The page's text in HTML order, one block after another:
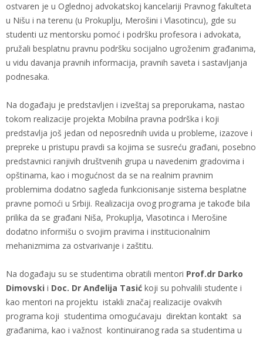
ostvaren je u Oglednoj advokatskoj kancelariji Pravnog fakulteta
u Nišu i na terenu (u Prokuplju, Merošini i Vlasotincu), gde su
studenti uz mentorsku pomoć i podršku profesora i advokata,
pružali besplatnu pravnu podršku socijalno ugroženim građanima,
u vidu davanja pravnih informacija, pravnih saveta i sastavljanja
podnesaka.
Na događaju je predstavljen i izveštaj sa preporukama, nastao
tokom realizacije projekta Mobilna pravna podrška i koji
predstavlja još jedan od neposrednih uvida u probleme, izazove i
prepreke u pristupu pravdi sa kojima se susreću građani, posebno
predstavnici ranjivih društvenih grupa u navedenim gradovima i
opštinama, kao i mogućnost da se na realnim pravnim
problemima dodatno sagleda funkcionisanje sistema besplatne
pravne pomoći u Srbiji. Realizacija ovog programa je takođe bila
prilika da se građani Niša, Prokuplja, Vlasotinca i Merošine
dodatno informišu o svojim pravima i institucionalnim
mehanizmima za ostvarivanje i zaštitu.
Na događaju su se studentima obratili mentori Prof.dr Darko
Dimovski i Doc. Dr Anđelija Tasić koji su pohvalili studente i
kao mentori na projektu istakli značaj realizacije ovakvih
programa koji studentima omogućavaju direktan kontakt sa
građanima, kao i važnost kontinuiranog rada sa studentima u